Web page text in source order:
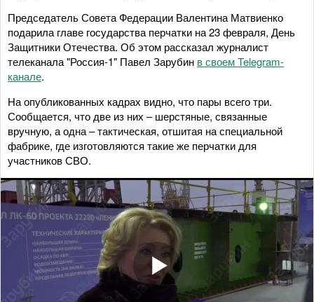
Председатель Совета Федерации Валентина Матвиенко
подарила главе государства перчатки на 23 февраля, День
Защитники Отечества. Об этом рассказал журналист
телеканала "Россия-1" Павел Зарубин в своем Telegram-
канале.
На опубликованных кадрах видно, что пары всего три.
Сообщается, что две из них – шерстяные, связанные
вручную, а одна – тактическая, отшитая на специальной
фабрике, где изготовляются такие же перчатки для
участников СВО.